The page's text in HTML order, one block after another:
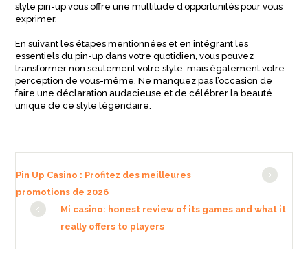
style pin-up vous offre une multitude d’opportunités pour vous
exprimer.
En suivant les étapes mentionnées et en intégrant les
essentiels du pin-up dans votre quotidien, vous pouvez
transformer non seulement votre style, mais également votre
perception de vous-même. Ne manquez pas l’occasion de
faire une déclaration audacieuse et de célébrer la beauté
unique de ce style légendaire.
Pin Up Casino : Profitez des meilleures
promotions de 2026
Mi casino: honest review of its games and what it
really offers to players